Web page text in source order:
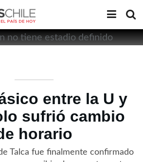
entre la U y
sufrió cambio
horario
Talca fue finalmente confirmado